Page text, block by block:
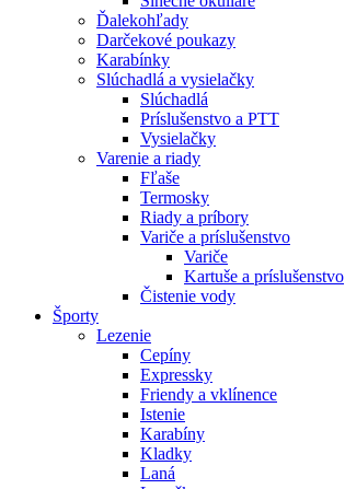
Ďalekohľady
Darčekové poukazy
Karabínky
Slúchadlá a vysielačky
Slúchadlá
Príslušenstvo a PTT
Vysielačky
Varenie a riady
Fľaše
Termosky
Riady a príbory
Variče a príslušenstvo
Variče
Kartuše a príslušenstvo
Čistenie vody
Športy
Lezenie
Cepíny
Expressky
Friendy a vklínence
Istenie
Karabíny
Kladky
Laná